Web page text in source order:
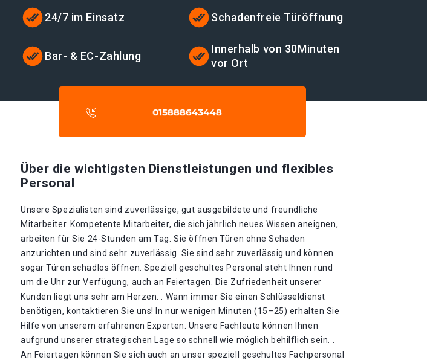
24/7 im Einsatz Schadenfreie Türöffnung
Bar- & EC-Zahlung
Innerhalb von 30Minuten
vor Ort
Über die wichtigsten Dienstleistungen und flexibles
Personal
Unsere Spezialisten sind zuverlässige, gut ausgebildete und freundliche
Mitarbeiter. Kompetente Mitarbeiter, die sich jährlich neues Wissen aneignen,
arbeiten für Sie 24-Stunden am Tag. Sie öffnen Türen ohne Schaden
anzurichten und sind sehr zuverlässig. Sie sind sehr zuverlässig und können
sogar Türen schadlos öffnen. Speziell geschultes Personal steht Ihnen rund
um die Uhr zur Verfügung, auch an Feiertagen. Die Zufriedenheit unserer
Kunden liegt uns sehr am Herzen. . Wann immer Sie einen Schlüsseldienst
benötigen, kontaktieren Sie uns! In nur wenigen Minuten (15–25) erhalten Sie
Hilfe von unserem erfahrenen Experten. Unsere Fachleute können Ihnen
aufgrund unserer strategischen Lage so schnell wie möglich behilflich sein. .
An Feiertagen können Sie sich auch an unser speziell geschultes Fachpersonal